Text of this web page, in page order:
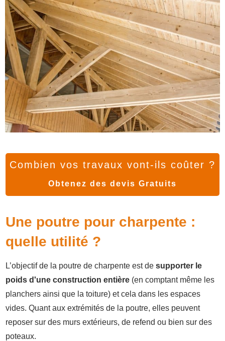
Combien vos travaux vont-ils coûter ?
Obtenez des devis Gratuits
Une poutre pour charpente :
quelle utilité ?
L’objectif de la poutre de charpente est de supporter le
poids d'une construction entière (en comptant même les
planchers ainsi que la toiture) et cela dans les espaces
vides. Quant aux extrémités de la poutre, elles peuvent
reposer sur des murs extérieurs, de refend ou bien sur des
poteaux.